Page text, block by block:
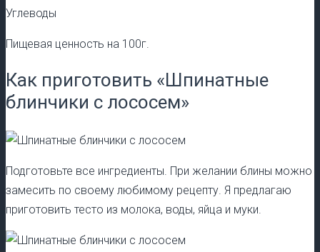
Углеводы
Пищевая ценность на 100г.
Как приготовить «Шпинатные
блинчики с лососем»
Подготовьте все ингредиенты. При желании блины можно
замесить по своему любимому рецепту. Я предлагаю
приготовить тесто из молока, воды, яйца и муки.